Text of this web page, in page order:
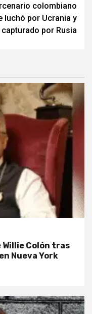
colombiano
luchó por Ucrania y
por Rusia
Willie Colón tras
Nueva York